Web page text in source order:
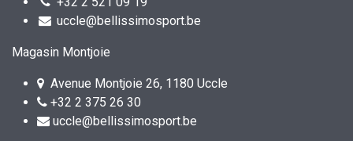
uccle@bellissimosport.be
Magasin Montjoie
Avenue Montjoie 26, 1180 Uccle
+32 2 375 26 30
uccle@bellissimosport.be